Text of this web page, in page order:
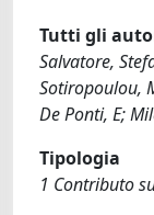
Tutti gli
Salvatore,
Sotiropoulou,
De Ponti, E;
Tipologia
1 Contributo